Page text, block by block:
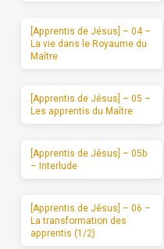
[Apprentis de Jésus] – 04 –
La vie dans le Royaume du
Maître
[Apprentis de Jésus] – 05 –
Les apprentis du Maître
[Apprentis de Jésus] – 05b
– Interlude
[Apprentis de Jésus] – 06 –
La transformation des
apprentis (1/2)